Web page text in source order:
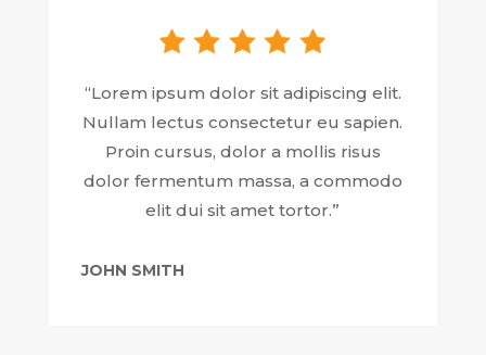
“Lorem ipsum dolor sit adipiscing elit.
Nullam lectus consectetur eu sapien.
Proin cursus, dolor a mollis risus
dolor fermentum massa, a commodo
elit dui sit amet tortor.”
JOHN SMITH